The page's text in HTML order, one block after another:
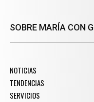
SOBRE MARÍA CON G
NOTICIAS
TENDENCIAS
SERVICIOS